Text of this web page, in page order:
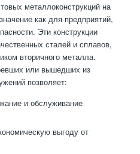
металлоконструкций на
как для предприятий,
Эти конструкции
сталей и сплавов,
вторичного металла.
или вышедших из
позволяет:
и обслуживание
выгоду от